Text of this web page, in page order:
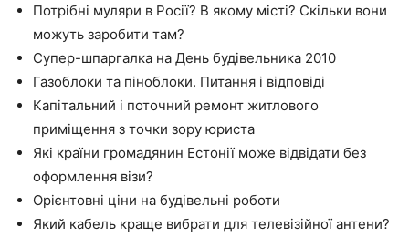
Потрібні муляри в Росії? В якому місті? Скільки вони
можуть заробити там?
Супер-шпаргалка на День будівельника 2010
Газоблоки та піноблоки. Питання і відповіді
Капітальний і поточний ремонт житлового
приміщення з точки зору юриста
Які країни громадянин Естонії може відвідати без
оформлення візи?
Орієнтовні ціни на будівельні роботи
Який кабель краще вибрати для телевізійної антени?